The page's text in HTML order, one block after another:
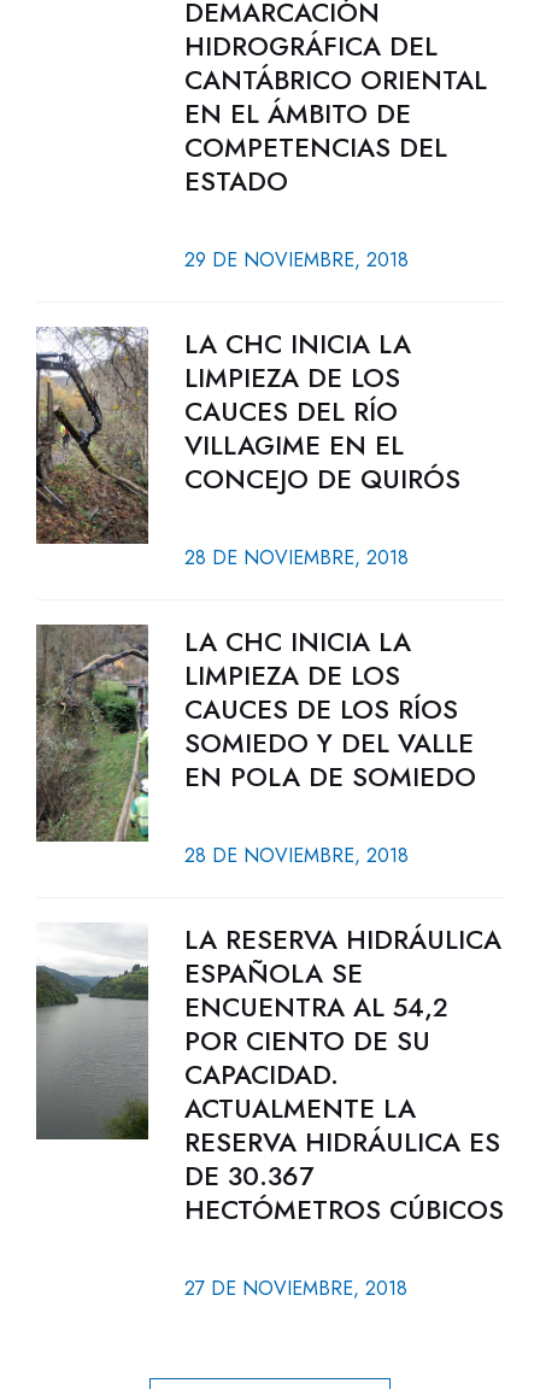
DEMARCACIÓN
HIDROGRÁFICA DEL
CANTÁBRICO ORIENTAL
EN EL ÁMBITO DE
COMPETENCIAS DEL
ESTADO
29 DE NOVIEMBRE, 2018
LA CHC INICIA LA
LIMPIEZA DE LOS
CAUCES DEL RÍO
VILLAGIME EN EL
CONCEJO DE QUIRÓS
28 DE NOVIEMBRE, 2018
LA CHC INICIA LA
LIMPIEZA DE LOS
CAUCES DE LOS RÍOS
SOMIEDO Y DEL VALLE
EN POLA DE SOMIEDO
28 DE NOVIEMBRE, 2018
LA RESERVA HIDRÁULICA
ESPAÑOLA SE
ENCUENTRA AL 54,2
POR CIENTO DE SU
CAPACIDAD.
ACTUALMENTE LA
RESERVA HIDRÁULICA ES
DE 30.367
HECTÓMETROS CÚBICOS
27 DE NOVIEMBRE, 2018